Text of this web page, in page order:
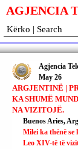
AGJENCIA
ARGJENTINË |
KA SHUMË
NA VIZITOJË.
Agjencia
May 26
Buenos Aries,
Milei ka thënë se
Leo XIV-të të